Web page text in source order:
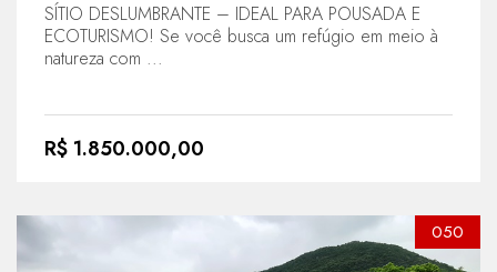
SÍTIO DESLUMBRANTE – IDEAL PARA POUSADA E
ECOTURISMO! Se você busca um refúgio em meio à
natureza com ...
R$ 1.850.000,00
050